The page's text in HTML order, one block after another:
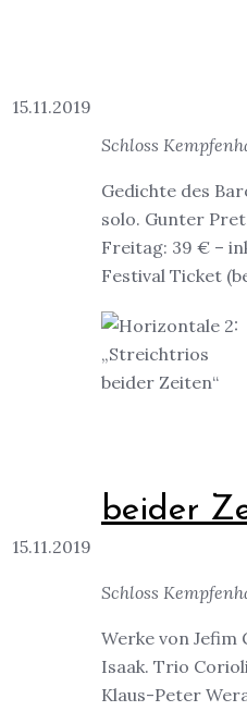
15.11.2019
Schloss
Gedichte des
solo. Gunter
Freitag: 39 € –
Festival Ticket
15.11.2019
beider
Schloss
Werke von Jefim
Isaak. Trio
Klaus-Peter